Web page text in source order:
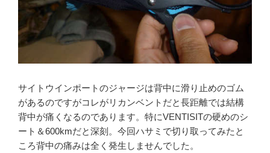
サイトウインポートのジャージは背中に滑り止めのゴム
があるのですがコレがリカンベントだと長距離では結構
背中が痛くなるのであります。特にVENTISITの硬めのシ
ート＆600kmだと深刻。今回ハサミで切り取ってみたと
ころ背中の痛みは全く発生しませんでした。